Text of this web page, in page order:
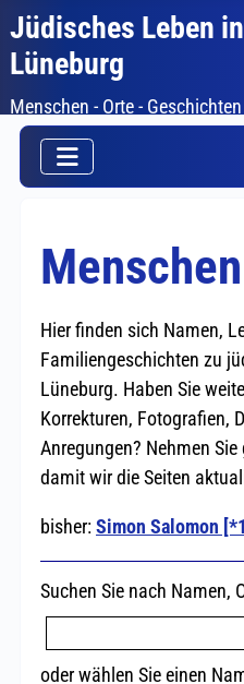
Jüdisches Leben in
Lüneburg
Menschen - Orte - Geschichten